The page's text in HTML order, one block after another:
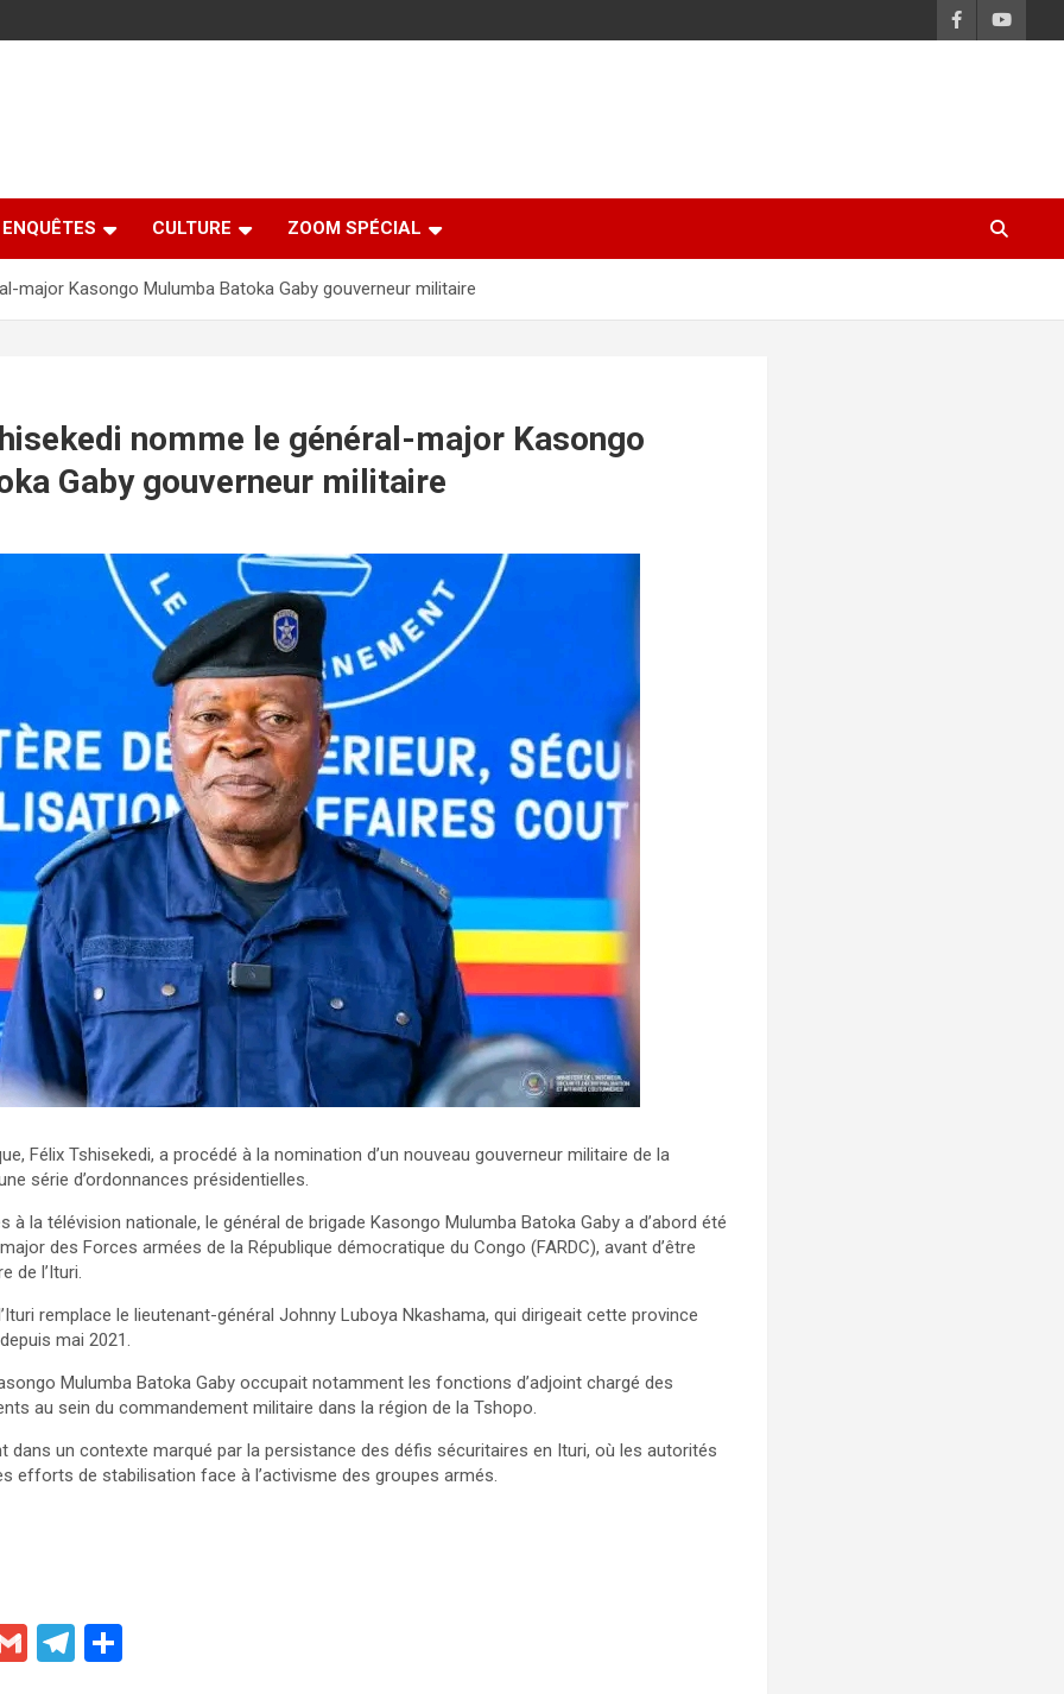
ENQUÊTES CULTURE ZOOM SPÉCIAL
major Kasongo Mulumba Batoka Gaby gouverneur militaire
nomme le général-major Kasongo
Gaby gouverneur militaire
Félix Tshisekedi, a procédé à la nomination d’un nouveau gouverneur militaire de la
série d’ordonnances présidentielles.
à la télévision nationale, le général de brigade Kasongo Mulumba Batoka Gaby a d’abord été
des Forces armées de la République démocratique du Congo (FARDC), avant d’être
de l’Ituri.
remplace le lieutenant-général Johnny Luboya Nkashama, qui dirigeait cette province
mai 2021.
Mulumba Batoka Gaby occupait notamment les fonctions d’adjoint chargé des
au sein du commandement militaire dans la région de la Tshopo.
dans un contexte marqué par la persistance des défis sécuritaires en Ituri, où les autorités
efforts de stabilisation face à l’activisme des groupes armés.
G
T